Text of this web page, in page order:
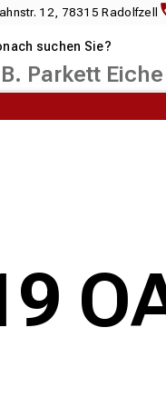
12, 78315 Radolfzell
suchen Sie?